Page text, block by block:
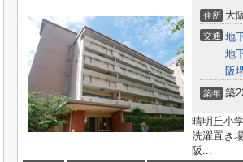
住所 大
交通 地
地
阪
築年 築
晴明丘小
洗濯置き
阪...